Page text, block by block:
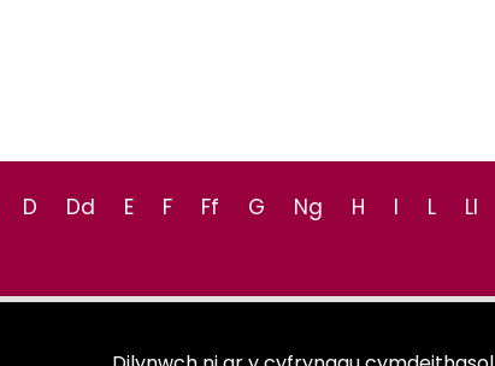
D Dd E F Ff G Ng H I L Ll